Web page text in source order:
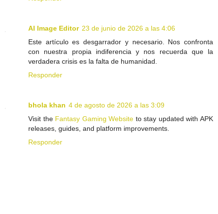
AI Image Editor 23 de junio de 2026 a las 4:06
Este artículo es desgarrador y necesario. Nos confronta
con nuestra propia indiferencia y nos recuerda que la
verdadera crisis es la falta de humanidad.
Responder
bhola khan 4 de agosto de 2026 a las 3:09
Visit the Fantasy Gaming Website to stay updated with APK
releases, guides, and platform improvements.
Responder